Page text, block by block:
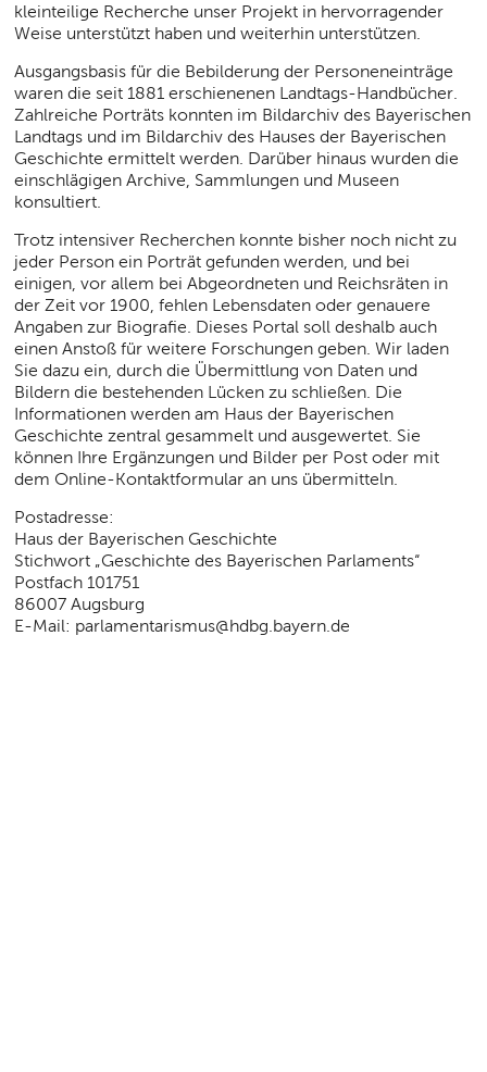
kleinteilige Recherche unser Projekt in hervorragender
Weise unterstützt haben und weiterhin unterstützen.
Ausgangsbasis für die Bebilderung der Personeneinträge
waren die seit 1881 erschienenen Landtags-Handbücher.
Zahlreiche Porträts konnten im Bildarchiv des Bayerischen
Landtags und im Bildarchiv des Hauses der Bayerischen
Geschichte ermittelt werden. Darüber hinaus wurden die
einschlägigen Archive, Sammlungen und Museen
konsultiert.
Trotz intensiver Recherchen konnte bisher noch nicht zu
jeder Person ein Porträt gefunden werden, und bei
einigen, vor allem bei Abgeordneten und Reichsräten in
der Zeit vor 1900, fehlen Lebensdaten oder genauere
Angaben zur Biografie. Dieses Portal soll deshalb auch
einen Anstoß für weitere Forschungen geben. Wir laden
Sie dazu ein, durch die Übermittlung von Daten und
Bildern die bestehenden Lücken zu schließen. Die
Informationen werden am Haus der Bayerischen
Geschichte zentral gesammelt und ausgewertet. Sie
können Ihre Ergänzungen und Bilder per Post oder mit
dem Online-Kontaktformular an uns übermitteln.
Postadresse:
Haus der Bayerischen Geschichte
Stichwort „Geschichte des Bayerischen Parlaments“
Postfach 101751
86007 Augsburg
E-Mail: parlamentarismus@hdbg.bayern.de